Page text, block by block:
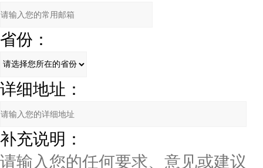
省份：
详细地址：
补充说明：